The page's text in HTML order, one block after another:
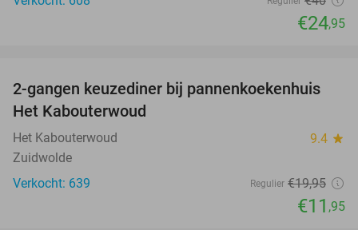
€24,95
40%
2-gangen keuzediner bij pannenkoekenhuis
Het Kabouterwoud
Het Kabouterwoud 9.4 star
Zuidwolde
Verkocht: 639
Regulier €19,95
€11 ,95